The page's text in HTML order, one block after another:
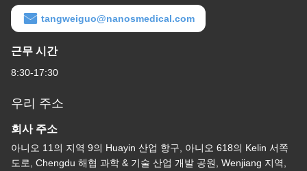
tangweiguo@nanosmedical.com
근무 시간
8:30-17:30
우리 주소
회사 주소
아니오 11의 지역 9의 Huayin 산업 항구, 아니오 618의 Kelin 서쪽
도로, Chengdu 해협 과학 & 기술 산업 개발 공원, Wenjiang 지역,